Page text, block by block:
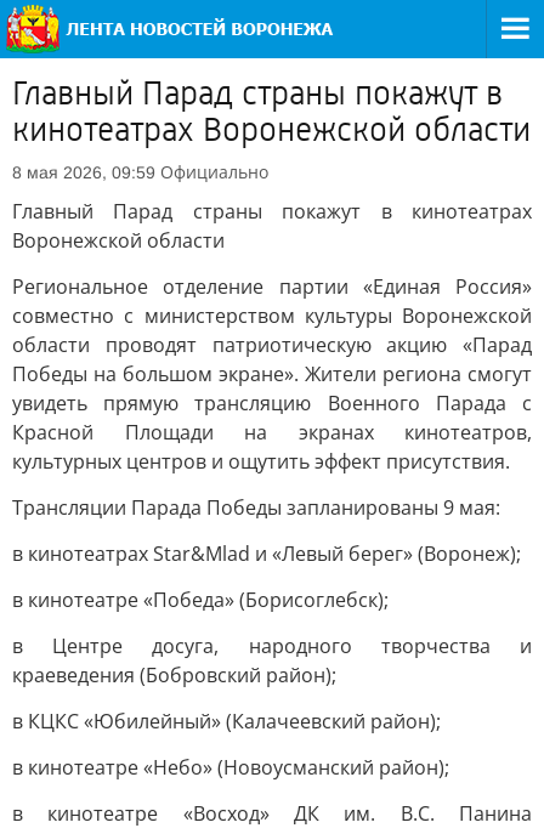
Главный Парад страны покажут в
кинотеатрах Воронежской области
8 мая 2026, 09:59 Официально
Главный Парад страны покажут в кинотеатрах
Воронежской области
Региональное отделение партии «Единая Россия»
совместно с министерством культуры Воронежской
области проводят патриотическую акцию «Парад
Победы на большом экране». Жители региона смогут
увидеть прямую трансляцию Военного Парада с
Красной Площади на экранах кинотеатров,
культурных центров и ощутить эффект присутствия.
Трансляции Парада Победы запланированы 9 мая:
в кинотеатрах Star&Mlad и «Левый берег» (Воронеж);
в кинотеатре «Победа» (Борисоглебск);
в Центре досуга, народного творчества и
краеведения (Бобровский район);
в КЦКС «Юбилейный» (Калачеевский район);
в кинотеатре «Небо» (Новоусманский район);
в кинотеатре «Восход» ДК им. В.С. Панина